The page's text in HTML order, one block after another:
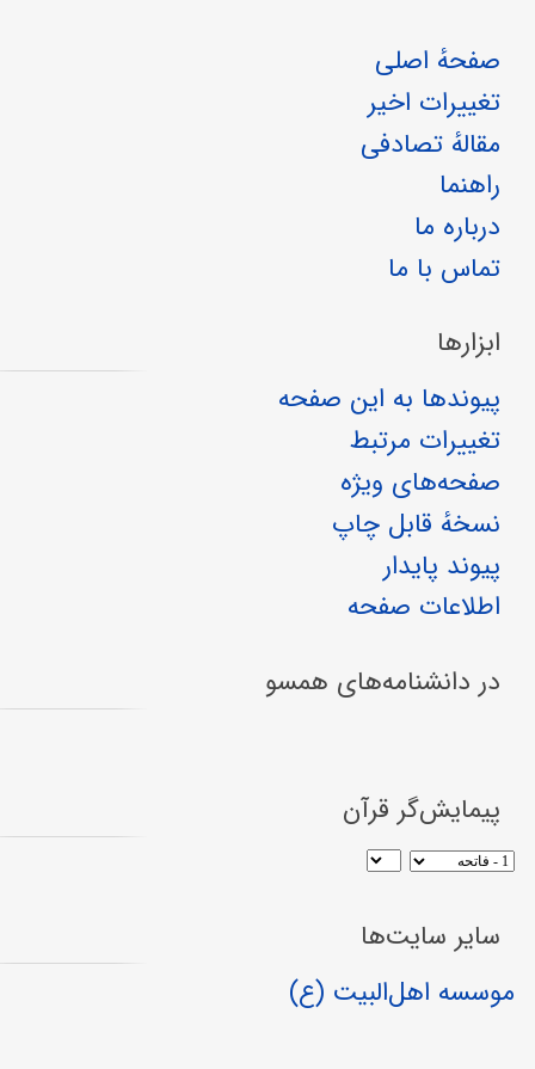
صفحهٔ اصلی
تغییرات اخیر
مقالهٔ تصادفی
راهنما
درباره ما
تماس با ما
ابزارها
پیوندها به این صفحه
تغییرات مرتبط
صفحه‌های ویژه
نسخهٔ قابل چاپ
پیوند پایدار
اطلاعات صفحه
در دانشنامه‌های همسو
پیمایش‌گر قرآن
سایر سایت‌ها
موسسه اهل‌البیت (ع)